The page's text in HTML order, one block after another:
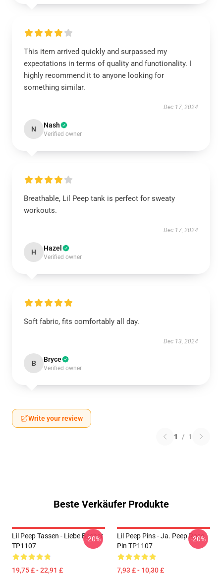
This item arrived quickly and surpassed my
expectations in terms of quality and functionality. I
highly recommend it to anyone looking for
something similar.
Dec 17, 2024
N Nash
Verified owner
Breathable, Lil Peep tank is perfect for sweaty
workouts.
Dec 17, 2024
H Hazel
Verified owner
Soft fabric, fits comfortably all day.
Dec 13, 2024
B Bryce
Verified owner
Write your review
1 / 1
Beste Verkäufer Produkte
Lil Peep Tassen - Liebe Becher
TP1107
19,75 £ - 22,91 £
-20%
Lil Peep Pins - Ja. Peep Rose
Pin TP1107
7,93 £ - 10,30 £
-20%